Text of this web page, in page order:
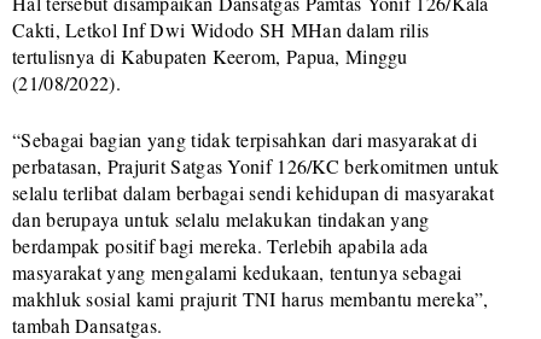
Cakti, Letkol Inf Dwi Widodo SH MHan dalam rilis
tertulisnya di Kabupaten Keerom, Papua, Minggu
(21/08/2022).
“Sebagai bagian yang tidak terpisahkan dari masyarakat di
perbatasan, Prajurit Satgas Yonif 126/KC berkomitmen untuk
selalu terlibat dalam berbagai sendi kehidupan di masyarakat
dan berupaya untuk selalu melakukan tindakan yang
berdampak positif bagi mereka. Terlebih apabila ada
masyarakat yang mengalami kedukaan, tentunya sebagai
makhluk sosial kami prajurit TNI harus membantu mereka”,
tambah Dansatgas.